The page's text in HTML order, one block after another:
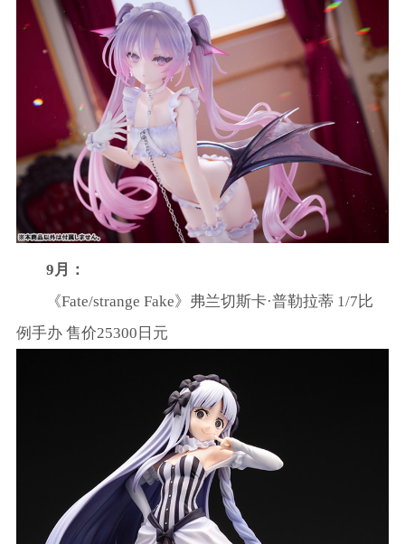
9月：
《Fate/strange Fake》弗兰切斯卡·普勒拉蒂 1/7比
例手办 售价25300日元